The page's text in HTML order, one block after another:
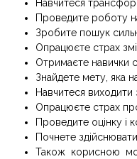
Навчитеся
Проведите роботу
Зробите пошук
Опрацюєте страх
Отримаєте навички
Знайдете мету, яка
Навчитеся виходити
Опрацюєте страх
Проведите оцінку і
Почнете
Також корисною